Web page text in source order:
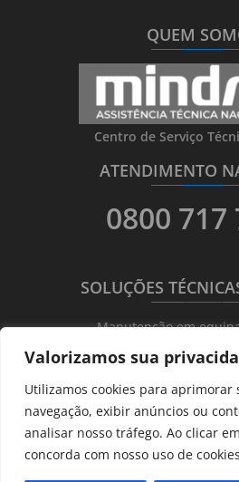
Valorizamos sua
Utilizamos cookies para aprimorar
navegação, exibir anúncios ou
analisar nosso tráfego. Ao clicar
concorda com nosso uso de
QUEM
________________
Centro de Serviço
ATENDIMENTO
________________
0800 717
SOLUÇÕES________________
Manutenção em
Ultrassonografia
Ecocardiografia
Transdutores
Hematológicos